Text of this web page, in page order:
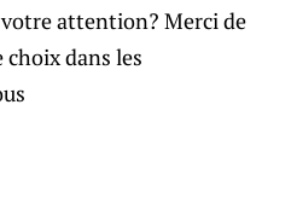
attention? Merci de
dans les